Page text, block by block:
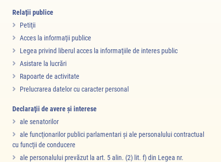
Relaţii publice
Petiţii
Acces la informaţii publice
Legea privind liberul acces la informaţiile de interes public
Asistare la lucrări
Rapoarte de activitate
Prelucrarea datelor cu caracter personal
Declaraţii de avere şi interese
ale senatorilor
ale funcţionarilor publici parlamentari şi ale personalului contractual
cu funcţii de conducere
ale personalului prevăzut la art. 5 alin. (2) lit. f) din Legea nr.